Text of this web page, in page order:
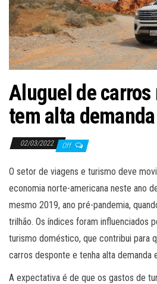
Aluguel de carros
tem alta
02/03/2022 Off
O setor de viagens e turismo deve
economia norte-americana neste ano
mesmo 2019, ano pré-pandemia,
trilhão. Os índices foram influenciados
turismo doméstico, que contribui para
carros desponte e tenha alta demanda
A expectativa é de que os gastos de